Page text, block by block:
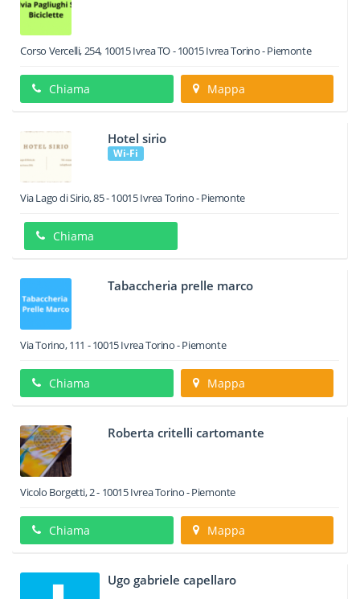
Corso Vercelli, 254, 10015 Ivrea TO-10015IvreaTorino -Piemonte
Chiama Mappa
Hotel sirio
Wi-Fi
Via Lago di Sirio, 85-10015IvreaTorino -Piemonte
Chiama
Tabaccheria prelle marco
Via Torino, 111 -10015IvreaTorino -Piemonte
Chiama Mappa
Roberta critelli cartomante
Vicolo Borgetti, 2- 10015IvreaTorino -Piemonte
Chiama Mappa
Ugo gabriele capellaro